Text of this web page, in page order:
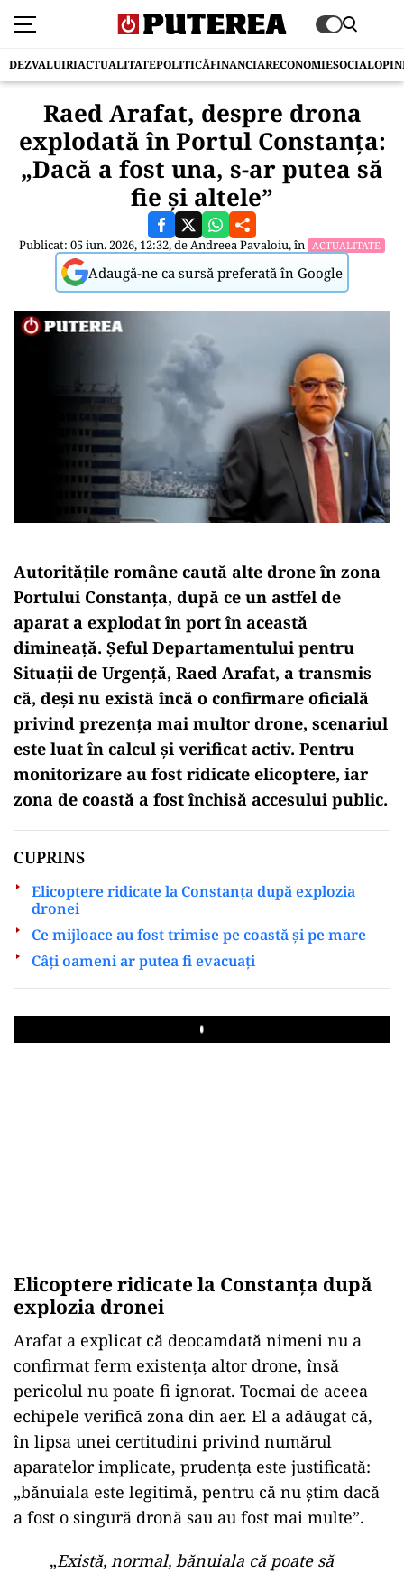
DEZVALUIRIACTUALITATEPOLITICĂFINANCIARECONOMIESOCIAL
Raed Arafat, despre drona
explodată în Portul Constanța:
„Dacă a fost una, s-ar putea să
fie și altele”
Publicat: 05 iun. 2026, 12:32, deAndreea Pavaloiu, în ACTUALITATE
Adaugă-ne ca sursă preferată în Google
Autoritățile române caută alte drone în zona
Portului Constanța, după ce un astfel de
aparat a explodat în port în această
dimineață. Șeful Departamentului pentru
Situații de Urgență, Raed Arafat, a transmis
că, deși nu există încă o confirmare oficială
privind prezența mai multor drone, scenariul
este luat în calcul și verificat activ. Pentru
monitorizare au fost ridicate elicoptere, iar
zona de coastă a fost închisă accesului public.
CUPRINS
Elicoptere ridicate la Constanța după explozia
dronei
Ce mijloace au fost trimise pe coastă și pe mare
Câți oameni ar putea fi evacuați
Play
Elicoptere ridicate la Constanța după
explozia dronei
Arafat a explicat că deocamdată nimeni nu a
confirmat ferm existența altor drone, însă
pericolul nu poate fi ignorat. Tocmai de aceea
echipele verifică zona din aer. El a adăugat că,
în lipsa unei certitudini privind numărul
aparatelor implicate, prudența este justificată:
„bănuiala este legitimă, pentru că nu știm dacă
a fost o singură dronă sau au fost mai multe”.
„Există, normal, bănuiala că poate să